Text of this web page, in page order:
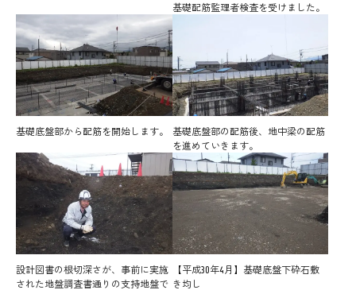
基礎配筋監理者検査を受けました。
基礎底盤部から配筋を開始します。
基礎底盤部の配筋後、地中梁の配筋
を進めていきます。
設計図書の根切深さが、事前に実施
された地盤調査書通りの支持地盤で
【平成30年4月】基礎底盤下砕石敷
き均し